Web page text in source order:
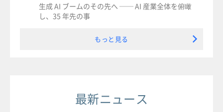
生成 AI ブームのその先へ ── AI 産業全体を俯瞰
し、35 年先の事
もっと見る
最新ニュース